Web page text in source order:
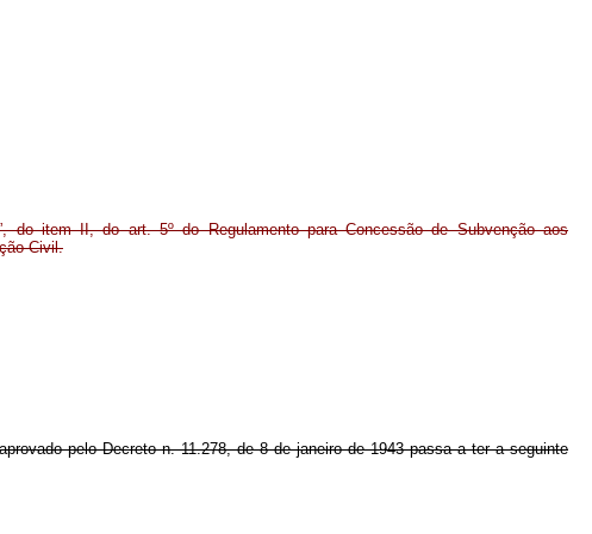
do item II, do art. 5º do Regulamento para Concessão de Subvenção aos
Civil.
pelo Decreto n. 11.278, de 8 de janeiro de 1943 passa a ter a seguinte